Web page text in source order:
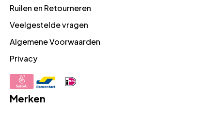
Ruilen en Retourneren
Veelgestelde vragen
Algemene Voorwaarden
Privacy
Merken